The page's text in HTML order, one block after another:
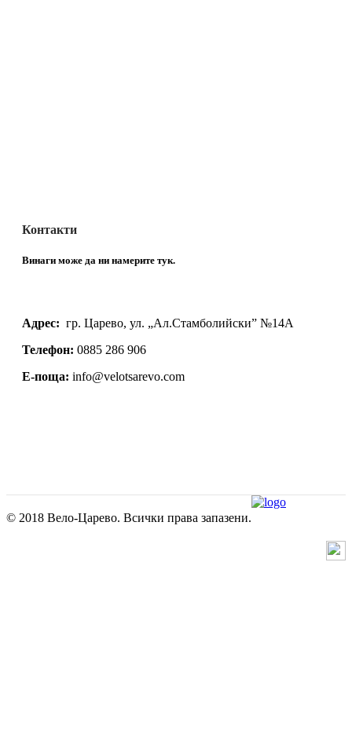
Контакти
Винаги може да ни намерите тук.
Адрес: гр. Царево, ул. „Ал.Стамболийски” №14А
Телефон: 0885 286 906
Е-поща: info@velotsarevo.com
© 2018 Вело-Царево. Всички права запазени.